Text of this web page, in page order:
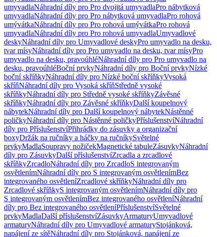
umyvadlaNáhradní díly pro Pro dvojitá umyvadlaPro nábytková
umyvadlaNáhradní díly pro Pro nábytková umyvadlaPro rohová
umývátkaNáhradní díly pro Pro rohová umývátkaPro rohová
umyvadlaNáhradní díly pro Pro rohová umyvadlaUmyvadlové
deskyNáhradní díly pro Umyvadlové deskyPro umyvadlo na desku,
tvar mísyNáhradní díly pro Pro umyvadlo na desku, tvar mísyPro
umyvadlo na desku, pravoúhléNáhradní díly pro Pro umyvadlo na
desku, pravoúhléBoční prvkyNáhradní díly pro Boční prvkyNízké
boční skříňkyNáhradní díly pro Nízké boční skříňkyVysoká
skříňNáhradní díly pro Vysoká skříňStředně vysoké
skříňkyNáhradní díly pro Středně vysoké skříňkyZávěsné
skříňkyNáhradní díly pro Závěsné skříňkyDalší koupelnový
nábytekNáhradní díly pro Další koupelnový nábytekNástěnné
poličkyNáhradní díly pro Nástěnné poličkyPříslušenstvíNáhradní
díly pro PříslušenstvíPřihrádky do zásuvky a organizační
boxyDržák na ručníky a háčky na ručníkySvětelné
prvkyMadlaSoupravy nožičekMagnetické tabuleZásuvkyNáhradní
díly pro ZásuvkyDalší příslušenstvíZrcadla a zrcadlové
skříňkyZrcadloNáhradní díly pro ZrcadloS integrovaným
osvětlenímNáhradní díly pro S integrovaným osvětlenímBez
integrovaného osvětleníZrcadlové skříňkyNáhradní díly pro
Zrcadlové skříňkyS integrovaným osvětlenímNáhradní díly pro
S integrovaným osvětlenímBez integrovaného osvětleníNáhradní
díly pro Bez integrovaného osvětleníPříslušenstvíSvětelné
prvkyMadlaDalší příslušenstvíZásuvkyArmaturyUmyvadlové
armaturyNáhradní díly pro Umyvadlové armaturyStojánková,
napájení ze sítěNáhradní díly pro Stojánková, napájení ze